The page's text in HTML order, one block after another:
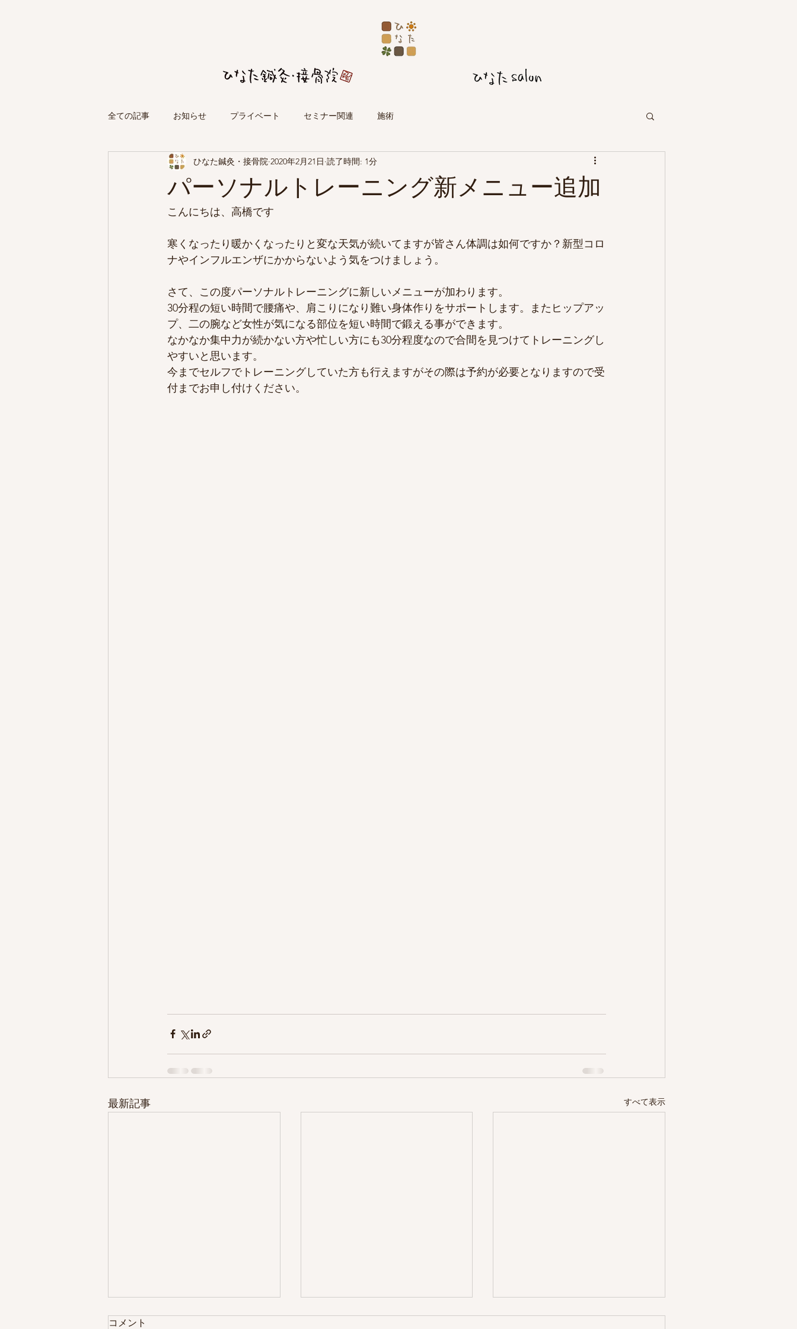
全ての記事 お知らせ プライベート セミナー関連 施術
パーソナルトレーニング新メニュー追加
ひなた鍼灸・接骨院 2020年2月21日 読了時間: 1分
こんにちは、高橋です
寒くなったり暖かくなったりと変な天気が続いてますが皆さん体調は如何ですか？新型コロ
ナやインフルエンザにかからないよう気をつけましょう。
さて、この度パーソナルトレーニングに新しいメニューが加わります。
30分程の短い時間で腰痛や、肩こりになり難い身体作りをサポートします。またヒップアッ
プ、二の腕など女性が気になる部位を短い時間で鍛える事ができます。
なかなか集中力が続かない方や忙しい方にも30分程度なので合間を見つけてトレーニングし
やすいと思います。
今までセルフでトレーニングしていた方も行えますがその際は予約が必要となりますので受
付までお申し付けください。
最新記事 すべて表示
コメント